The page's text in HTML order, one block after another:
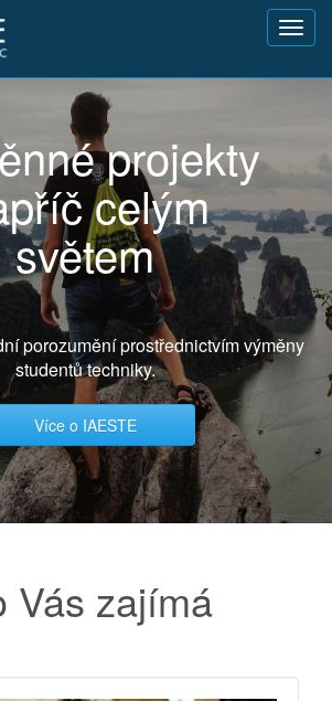
projekty
celým
světem
porozumění prostřednictvím výměny
studentů techniky.
Více o IAESTE
Vás zajímá